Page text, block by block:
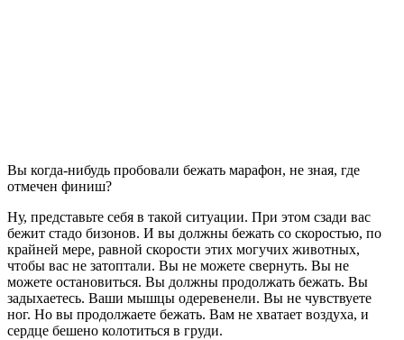
Вы когда-нибудь пробовали бежать марафон, не зная, где
отмечен финиш?
Ну, представьте себя в такой ситуации. При этом сзади вас
бежит стадо бизонов. И вы должны бежать со скоростью, по
крайней мере, равной скорости этих могучих животных,
чтобы вас не затоптали. Вы не можете свернуть. Вы не
можете остановиться. Вы должны продолжать бежать. Вы
задыхаетесь. Ваши мышцы одеревенели. Вы не чувствуете
ног. Но вы продолжаете бежать. Вам не хватает воздуха, и
сердце бешено колотиться в груди.